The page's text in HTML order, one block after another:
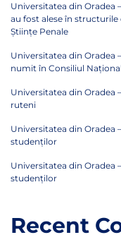
Universitatea din Oradea
au fost alese în
Științe Penale
Universitatea din Oradea
numit în Consiliul
Universitatea din Oradea
ruteni
Universitatea din Oradea
studenților
Universitatea din Oradea
studenților
Recent